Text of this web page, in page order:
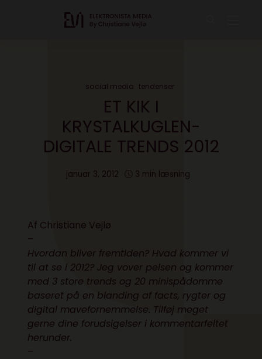
social media tendenser
ET KIK I
KRYSTALKUGLEN-
DIGITALE TRENDS 2012
januar 3, 2012 3 min læsning
Af Christiane Vejlø
–
Hvordan bliver fremtiden? Hvad kommer vi
til at se i 2012? Jeg vover pelsen og kommer
med 3 store trends og 20 minispådomme
baseret på en blanding af facts, rygter og
digital mavefornemmelse. Tilføj meget
gerne dine forudsigelser i kommentarfeltet
herunder.
–